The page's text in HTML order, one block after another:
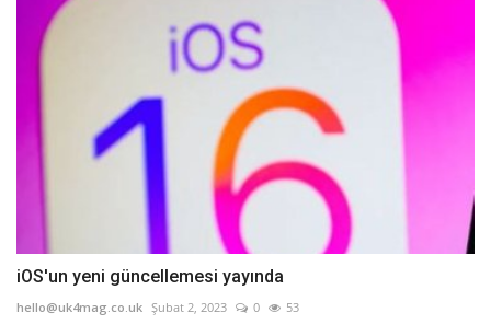
iOS'un yeni güncellemesi yayında
hello@uk4mag.co.uk Şubat 2, 2023 0 53